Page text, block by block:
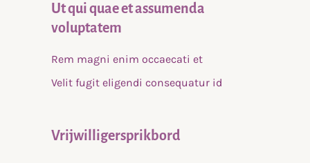
Ut qui quae et assumenda
voluptatem
Rem magni enim occaecati et
Velit fugit eligendi consequatur id
Vrijwilligersprikbord